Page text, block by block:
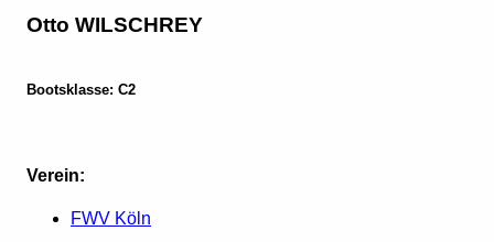
Otto WILSCHREY
Bootsklasse: C2
Verein:
FWV Köln